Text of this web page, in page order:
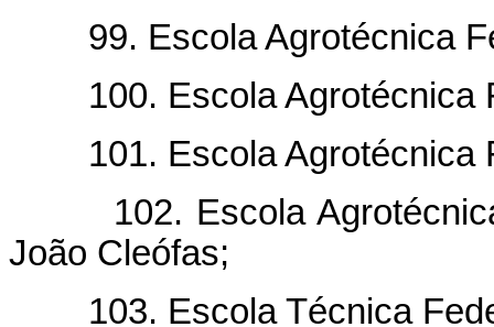
99. Escola Agrotécnica
100. Escola Agrotécnica
101. Escola Agrotécnica
102. Escola Agrotécnica
João Cleófas;
103. Escola Técnica